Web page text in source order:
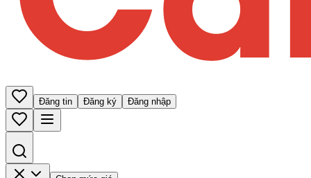
Đăng tin Đăng ký Đăng nhập